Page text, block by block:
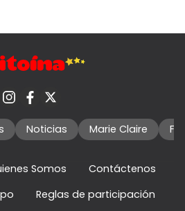
Noticias Marie Claire
Somos
Contáctenos
Reglas de participación